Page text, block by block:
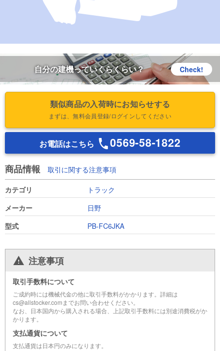
自分の建機っていくらくらい？ Check!
類似商品の入荷時にお知らせする
まずは、無料会員登録/ログインしてください
お電話はこちら 0569-58-1822
商品情報 取引に関する注意事項
カテゴリ
トラック
メーカー
日野
型式
PB-FC6JKA
注意事項
取引手数料について
ご成約時には機械代金の他に取引手数料がかかります。詳細は
cs@allstocker.comまでお問い合わせください。
なお、日本国内から購入される場合、上記取引手数料には別途消費税がか
かります。
支払通貨について
支払通貨は日本円のみになります。